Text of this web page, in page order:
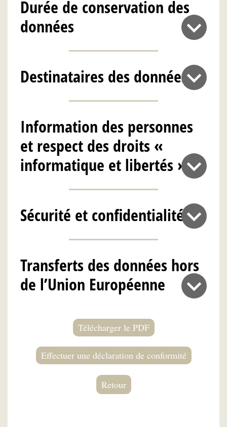
Durée de conservation des
données
Destinataires des données
Information des personnes
et respect des droits «
informatique et libertés »
Sécurité et confidentialité
Transferts des données hors
de l’Union Européenne
Télécharger le PDF
Effectuer une déclaration de conformité
Retour